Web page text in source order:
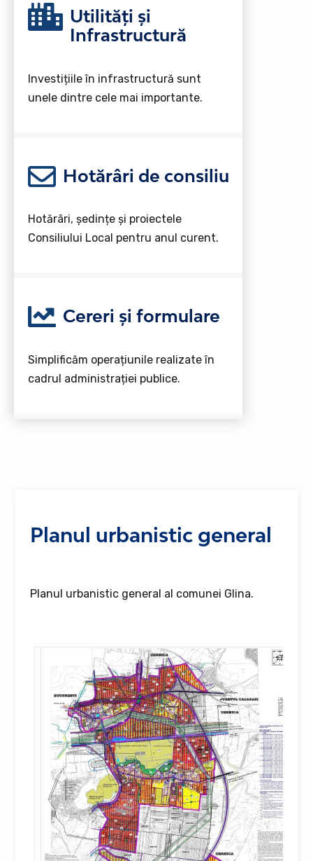
Utilități și
Infrastructură
Investițiile în infrastructură sunt
unele dintre cele mai importante.
Hotărâri de consiliu
Hotărâri, ședințe și proiectele
Consiliului Local pentru anul curent.
Cereri și formulare
Simplificăm operațiunile realizate în
cadrul administrației publice.
Planul urbanistic general
Planul urbanistic general al comunei Glina.